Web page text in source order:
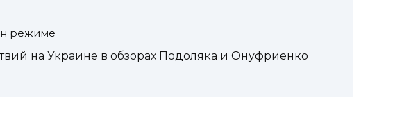
режиме
на Украине в обзорах Подоляка и Онуфриенко